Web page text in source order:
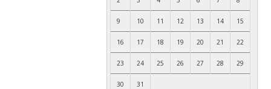
9 10 11 12 13 14 15
16 17 18 19 20 21 22
23 24 25 26 27 28 29
30 31